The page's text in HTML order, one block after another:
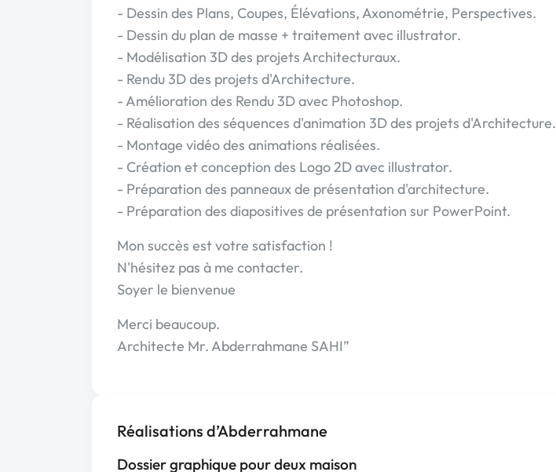
- Dessin des Plans, Coupes, Élévations, Axonométrie, Perspectives.
- Dessin du plan de masse + traitement avec illustrator.
- Modélisation 3D des projets Architecturaux.
- Rendu 3D des projets d'Architecture.
- Amélioration des Rendu 3D avec Photoshop.
- Réalisation des séquences d'animation 3D des projets d'Architecture.
- Montage vidéo des animations réalisées.
- Création et conception des Logo 2D avec illustrator.
- Préparation des panneaux de présentation d'architecture.
- Préparation des diapositives de présentation sur PowerPoint.
Mon succès est votre satisfaction !
N'hésitez pas à me contacter.
Soyer le bienvenue
Merci beaucoup.
Architecte Mr. Abderrahmane SAHI”
Réalisations d’Abderrahmane
Dossier graphique pour deux maison